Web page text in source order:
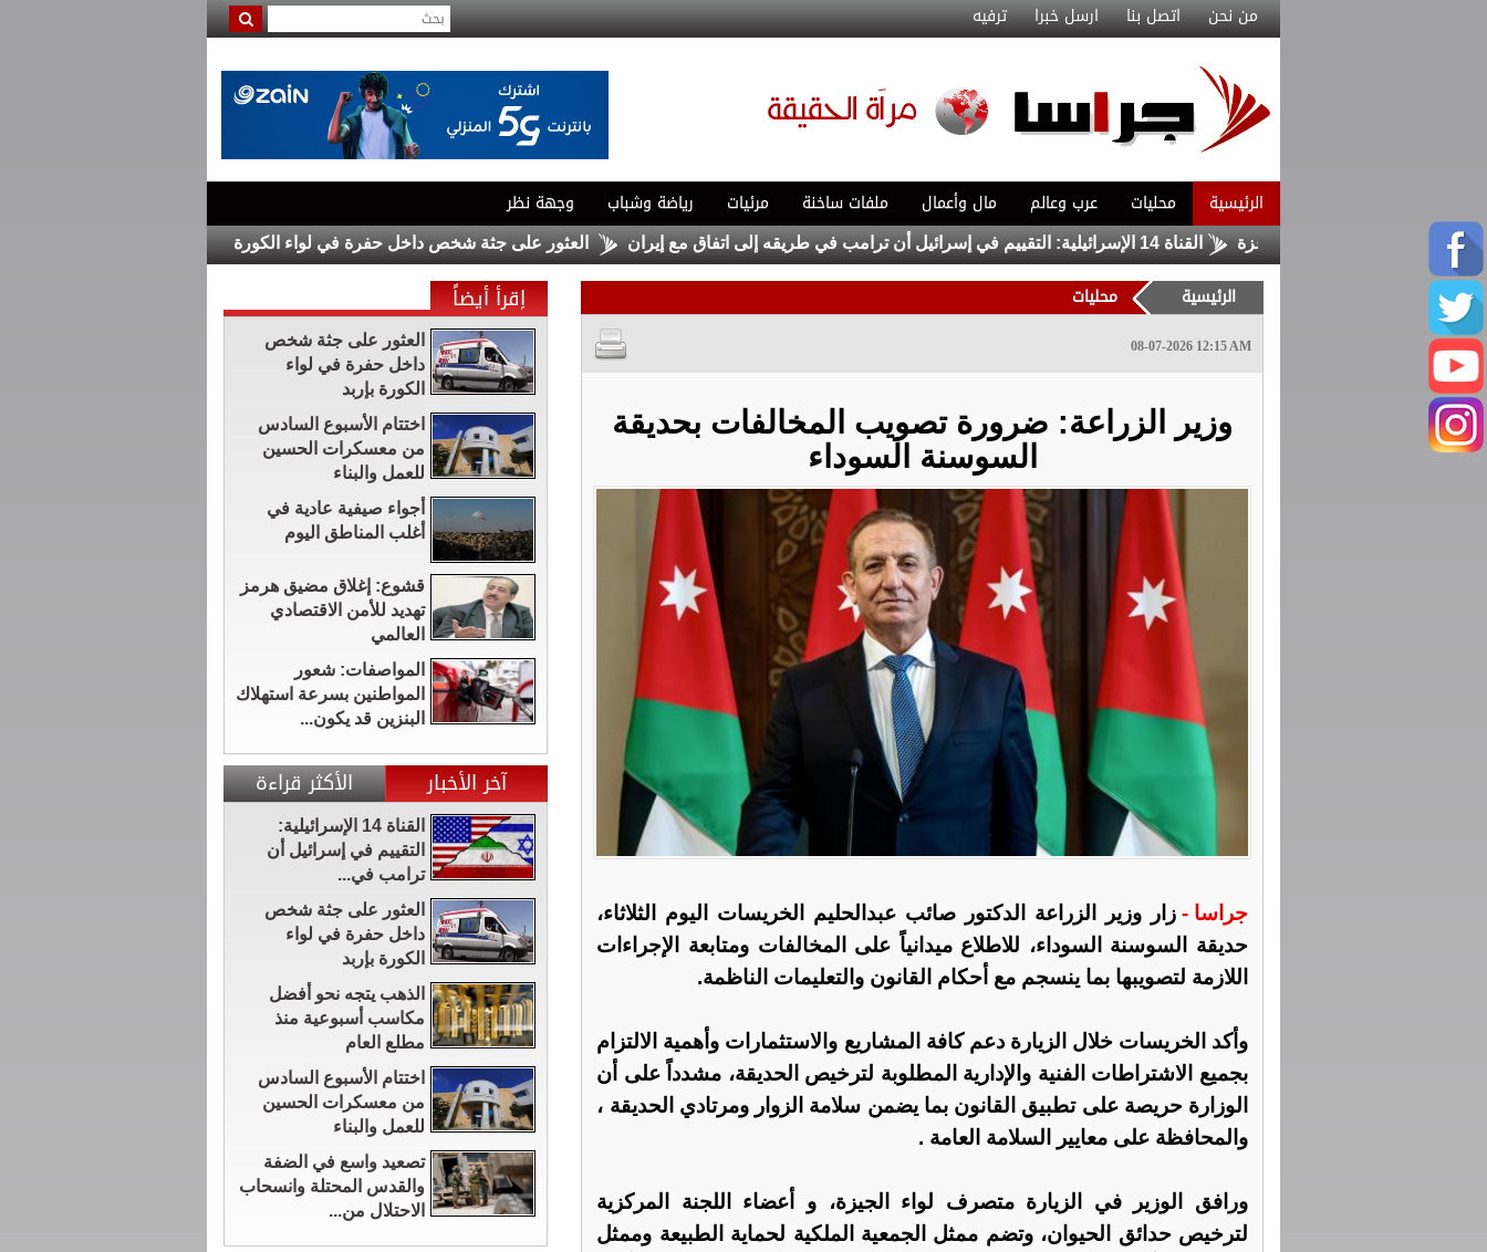
من نحن اتصل بنا ارسل خبرا ترفيه
الرئيسية محليات عرب وعالم مال وأعمال ملفات ساخنة مرئيات رياضة وشباب وجهة نظر
خروقات الاحتلال في غزة القناة 14 الإسرائيلية: التقييم في إسرائيل أن ترامب في طريقه إلى اتفاق مع إيران العثور على جثة شخص داخل حفرة في لواء الكورة بإربد "التلغراف":الولايات
الرئيسية محليات
08-07-2026 12:15 AM
وزير الزراعة: ضرورة تصويب المخالفات بحديقة
السوسنة السوداء
جراسا - زار وزير الزراعة الدكتور صائب عبدالحليم الخريسات اليوم الثلاثاء،
حديقة السوسنة السوداء، للاطلاع ميدانياً على المخالفات ومتابعة الإجراءات
اللازمة لتصويبها بما ينسجم مع أحكام القانون والتعليمات الناظمة.
وأكد الخريسات خلال الزيارة دعم كافة المشاريع والاستثمارات وأهمية الالتزام
بجميع الاشتراطات الفنية والإدارية المطلوبة لترخيص الحديقة، مشدداً على أن
الوزارة حريصة على تطبيق القانون بما يضمن سلامة الزوار ومرتادي الحديقة ،
والمحافظة على معايير السلامة العامة .
ورافق الوزير في الزيارة متصرف لواء الجيزة، و أعضاء اللجنة المركزية
لترخيص حدائق الحيوان، وتضم ممثل الجمعية الملكية لحماية الطبيعة وممثل
إقرأ أيضاً
العثور على جثة شخص
داخل حفرة في لواء
الكورة بإربد
اختتام الأسبوع السادس
من معسكرات الحسين
للعمل والبناء
أجواء صيفية عادية في
أغلب المناطق اليوم
قشوع: إغلاق مضيق هرمز
تهديد للأمن الاقتصادي
العالمي
المواصفات: شعور
المواطنين بسرعة استهلاك
البنزين قد يكون...
آخر الأخبار الأكثر قراءة
القناة 14 الإسرائيلية:
التقييم في إسرائيل أن
ترامب في...
العثور على جثة شخص
داخل حفرة في لواء
الكورة بإربد
الذهب يتجه نحو أفضل
مكاسب أسبوعية منذ
مطلع العام
اختتام الأسبوع السادس
من معسكرات الحسين
للعمل والبناء
تصعيد واسع في الضفة
والقدس المحتلة وانسحاب
الاحتلال من...